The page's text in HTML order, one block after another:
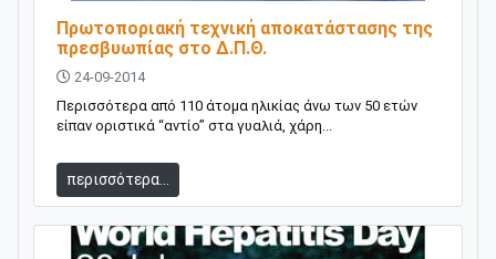
Πρωτοποριακή τεχνική αποκατάστασης της
πρεσβυωπίας στο Δ.Π.Θ.
24-09-2014
Περισσότερα από 110 άτομα ηλικίας άνω των 50 ετών
είπαν οριστικά “αντίο” στα γυαλιά, χάρη...
περισσότερα...